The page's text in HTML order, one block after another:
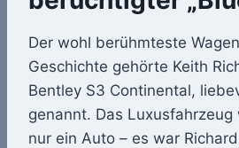
Der wohl berühmteste
Geschichte gehörte Keith
Bentley S3 Continental,
genannt. Das
nur ein Auto – es war